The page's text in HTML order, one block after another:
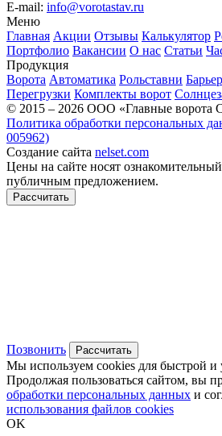
E-mail: info@vorotastav.ru
Меню
Главная Акции Отзывы Калькулятор
Портфолио Вакансии О нас Статьи
Продукция
Ворота Автоматика Рольставни
Перегрузки Комплекты ворот
© 2015 – 2026 ООО «Главные ворота
Политика обработки персональных
005962)
Создание сайта nelset.com
Цены на сайте носят
публичным предложением.
Рассчитать
Позвонить Рассчитать
Мы используем cookies для быстрой и
Продолжая пользоваться сайтом, вы
обработки персональных данных и
использования файлов cookies
OK